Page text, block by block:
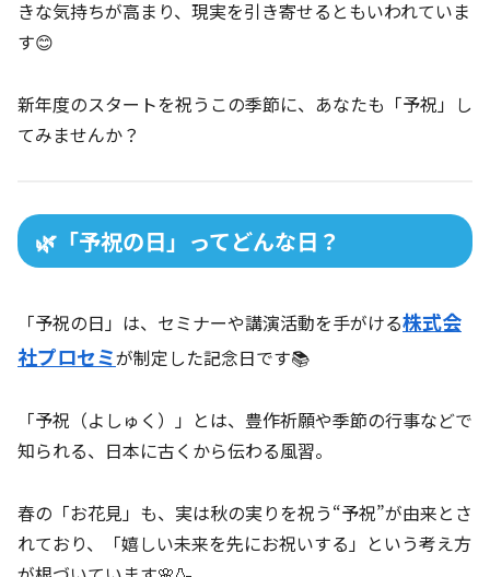
きな気持ちが高まり、現実を引き寄せるともいわれていま
す😊
新年度のスタートを祝うこの季節に、あなたも「予祝」し
てみませんか？
🌿「予祝の日」ってどんな日？
「予祝の日」は、セミナーや講演活動を手がける株式会
社プロセミが制定した記念日です📚
「予祝（よしゅく）」とは、豊作祈願や季節の行事などで
知られる、日本に古くから伝わる風習。
春の「お花見」も、実は秋の実りを祝う“予祝”が由来とさ
れており、「嬉しい未来を先にお祝いする」という考え方